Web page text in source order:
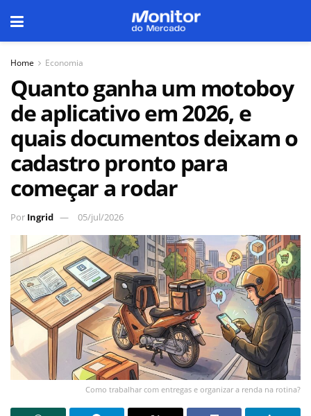
Home Economia
Quanto ganha um motoboy
de aplicativo em 2026, e
quais documentos deixam o
cadastro pronto para
começar a rodar
Por Ingrid 05/jul/2026
Como trabalhar com entregas e organizar a renda na rotina?